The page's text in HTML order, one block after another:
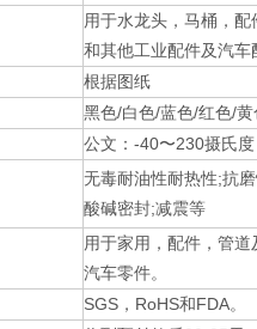
用于水龙头，马桶，
和其他工业配件及汽车
根据图纸
黑色/白色/蓝色/红色/黄
公文：-40〜230摄氏度
无毒耐油性耐热性;抗
酸碱密封;减震等
用于家用，配件，管
汽车零件。
SGS，RoHS和FDA。